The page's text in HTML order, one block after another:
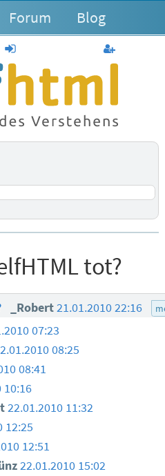
Forum Blog
anmelden
tot?
_Robert21.01.2010 22:16
07:23
08:25
08:41
10:16
22.01.2010 11:32
12:25
12:51
22.01.2010 15:02